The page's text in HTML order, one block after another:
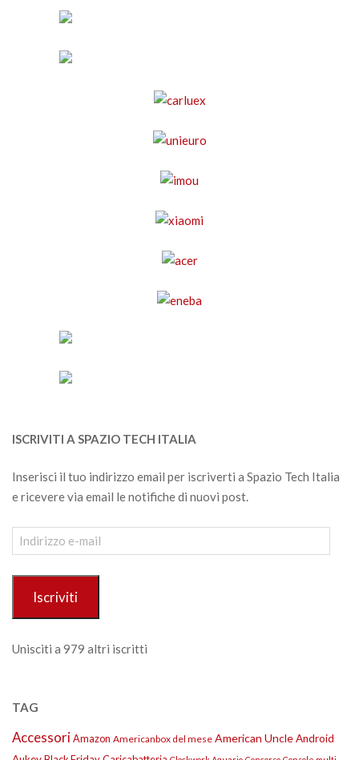
ISCRIVITI A SPAZIO TECH ITALIA
Inserisci il tuo indirizzo email per iscriverti a Spazio Tech Italia
e ricevere via email le notifiche di nuovi post.
Indirizzo
e-
Iscriviti
Unisciti a 979 altri iscritti
TAG
AccessoriAmazon Americanbox del mese American UncleAndroid